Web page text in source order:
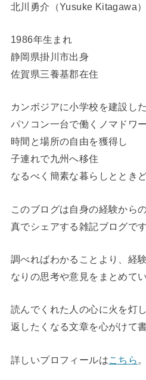
北川勇介（Yusuke Kitagawa）
1986年生まれ
静岡県掛川市出身
佐賀県三養基郡在住
カンボジアに小学校を建設し
パソコン一台で働くノマドワ
時間と場所の自由を獲得し
子連れで九州へ移住
なるべく簡素な暮らしととき
このブログは自身の経験から
真でシェアする雑記ブログです
調べればわかることより、経
なりの思考や意見をまとめてい
読んでくれた人の心に火を灯
返したくなる文章を心がけて
詳しいプロフィールはこちら 。